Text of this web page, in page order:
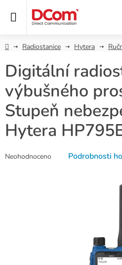
DomůRadiostanice Hytera
Digitální
výbušného
Stupeň
Hytera
hodnocení
Neohodnoceno Podrobnosti